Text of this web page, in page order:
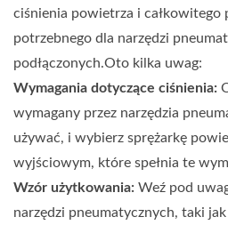
ciśnienia powietrza i całkowitego
potrzebnego dla narzędzi
podłączonych.Oto kilka uwag:
Wymagania dotyczące ciśnienia:
wymagany przez narzędzia
używać, i wybierz sprężarkę
wyjściowym, które spełnia te
Wzór użytkowania: Weź pod
narzędzi pneumatycznych, taki jak